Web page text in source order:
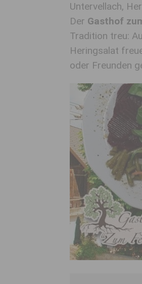
Untervellach,
Der Gasthof
Tradition treu:
Heringsalat
oder Freunden